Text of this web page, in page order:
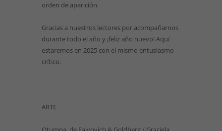
orden de aparición.
Gracias a nuestros lectores por acompañarnos
durante todo el año y ¡feliz año nuevo! Aquí
estaremos en 2025 con el mismo entusiasmo
crítico.
ARTE